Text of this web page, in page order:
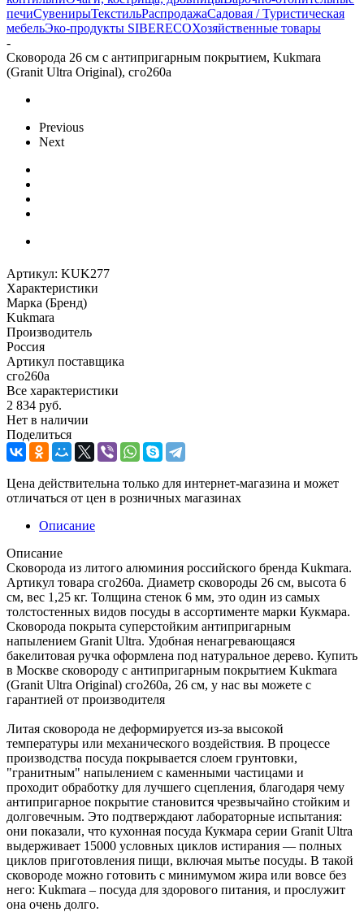
печиСувенирыТекстильРаспродажаСадовая / Туристическая
мебельЭко-продукты SIBERECOХозяйственные товары
-
Сковорода 26 см с антипригарным покрытием, Kukmara
(Granit Ultra Original), сго260а
Previous
Next
Артикул: KUK277
Характеристики
Марка (Бренд)
Kukmara
Производитель
Россия
Артикул поставщика
сго260а
Все характеристики
2 834 руб.
Нет в наличии
Поделиться
Цена действительна только для интернет-магазина и может
отличаться от цен в розничных магазинах
Описание
Описание
Сковорода из литого алюминия российского бренда Kukmara.
Артикул товара сго260а. Диаметр сковороды 26 см, высота 6
см, вес 1,25 кг. Толщина стенок 6 мм, это один из самых
толстостенных видов посуды в ассортименте марки Кукмара.
Сковорода покрыта суперстойким антипригарным
напылением Granit Ultra. Удобная ненагревающаяся
бакелитовая ручка оформлена под натуральное дерево. Купить
в Москве сковороду с антипригарным покрытием Kukmara
(Granit Ultra Original) сго260а, 26 см, у нас вы можете с
гарантией от производителя
Литая сковорода не деформируется из-за высокой
температуры или механического воздействия. В процессе
производства посуда покрывается слоем грунтовки,
"гранитным" напылением с каменными частицами и
проходит обработку для лучшего сцепления, благодаря чему
антипригарное покрытие становится чрезвычайно стойким и
долговечным. Это подтверждают лабораторные испытания:
они показали, что кухонная посуда Кукмара серии Granit Ultra
выдерживает 15000 условных циклов истирания — полных
циклов приготовления пищи, включая мытье посуды. В такой
сковороде можно готовить с минимумом жира или вовсе без
него: Kukmara – посуда для здорового питания, и прослужит
она очень долго.